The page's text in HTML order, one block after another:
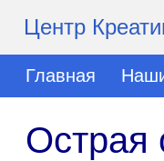
Центр
Главная
Острая